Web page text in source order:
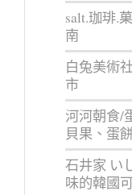
salt.珈琲.
南
白兔美術
市
河河朝食/
貝果、蛋
石井家 い
味的韓國